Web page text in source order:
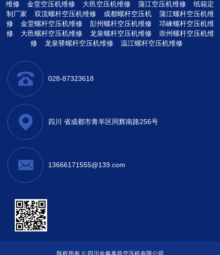
维修
金堂空压机维修 大邑空压机维修 蒲江空压机维修
纸箱定
制厂家
双流螺杆空压机维修 成都螺杆空压机
蒲江螺杆空压机维
修
金堂螺杆空压机维修 彭州螺杆空压机维修
邛崃螺杆空压机维
修
大邑螺杆空压机维修 龙泉螺杆空压机维修
崇州螺杆空压机维
修
龙泉驿螺杆空压机维修 温江螺杆空压机维修
028-87323618
四川 省成都市青羊区同辉南路256号
13666171555@139.com
版权所有 © 四川金鑫泰昌空压机有限公司